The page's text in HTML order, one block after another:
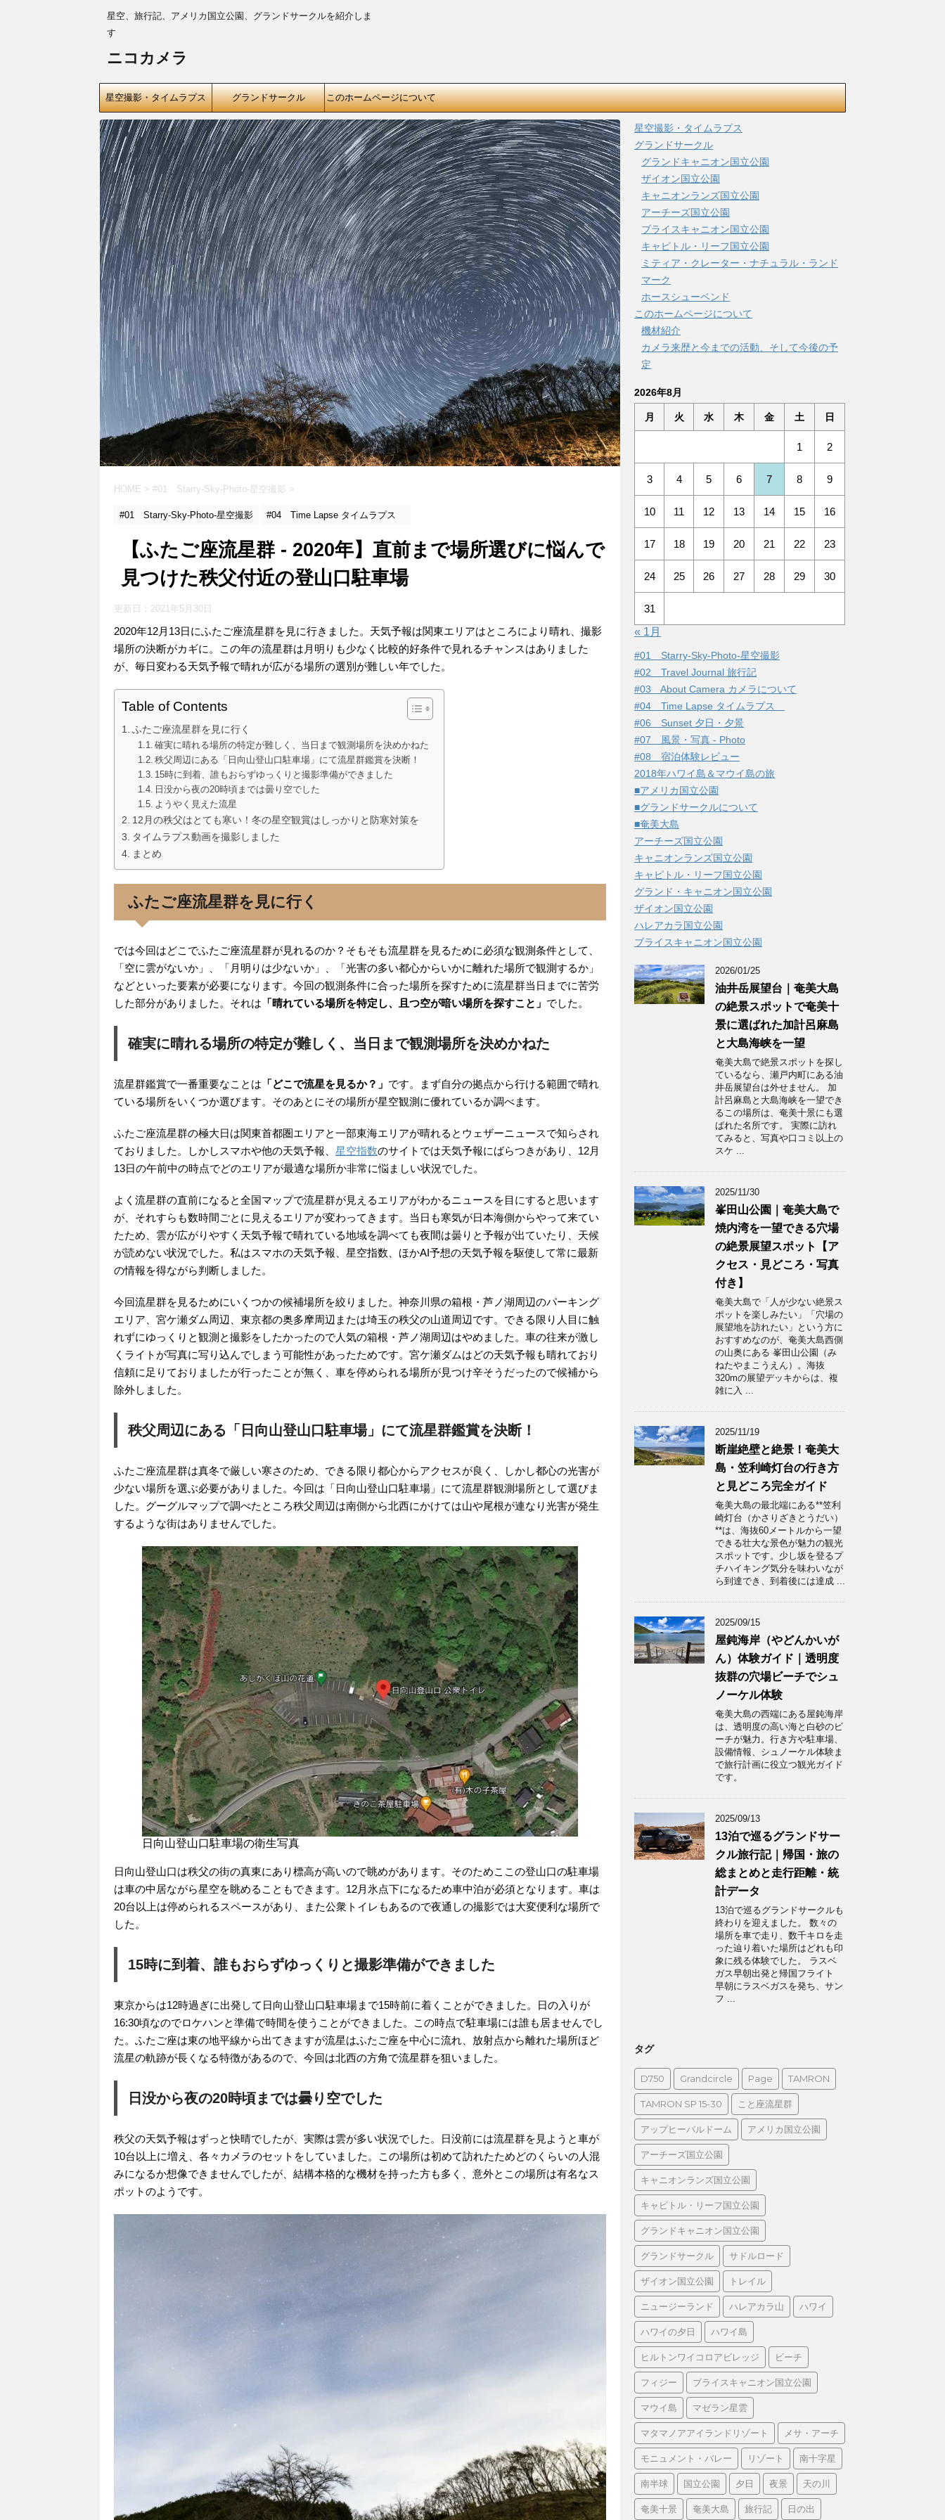
星空、旅行記、アメリカ国立公園、グランドサークルを紹介しま
す
ニコカメラ
星空撮影・タイムラプス グランドサークル このホームページについて
HOME > #01 Starry-Sky-Photo-星空撮影 >
#01 Starry-Sky-Photo-星空撮影 #04 Time Lapse タイムラプス
【ふたご座流星群 - 2020年】直前まで場所選びに悩んで
見つけた秩父付近の登山口駐車場
更新日： 2021年5月30日
2020年12月13日にふたご座流星群を見に行きました。天気予報は関東エリアはところにより晴れ、撮影
場所の決断がカギに。この年の流星群は月明りも少なく比較的好条件で見れるチャンスはありました
が、毎日変わる天気予報で晴れが広がる場所の選別が難しい年でした。
Table of Contents
ふたご座流星群を見に行く
確実に晴れる場所の特定が難しく、当日まで観測場所を決めかねた
秩父周辺にある「日向山登山口駐車場」にて流星群鑑賞を決断！
15時に到着、誰もおらずゆっくりと撮影準備ができました
日没から夜の20時頃までは曇り空でした
ようやく見えた流星
12月の秩父はとても寒い！冬の星空観賞はしっかりと防寒対策を
タイムラプス動画を撮影しました
まとめ
ふたご座流星群を見に行く
では今回はどこでふたご座流星群が見れるのか？そもそも流星群を見るために必須な観測条件として、
「空に雲がないか」、「月明りは少ないか」、「光害の多い都心からいかに離れた場所で観測するか」
などといった要素が必要になります。今回の観測条件に合った場所を探すために流星群当日までに苦労
した部分がありました。それは 「晴れている場所を特定し、且つ空が暗い場所を探すこと」 でした。
確実に晴れる場所の特定が難しく、当日まで観測場所を決めかねた
流星群鑑賞で一番重要なことは 「どこで流星を見るか？」 です。まず自分の拠点から行ける範囲で晴れ
ている場所をいくつか選びます。そのあとにその場所が星空観測に優れているか調べます。
ふたご座流星群の極大日は関東首都圏エリアと一部東海エリアが晴れるとウェザーニュースで知らされ
ておりました。しかしスマホや他の天気予報、 星空指数のサイトでは天気予報にばらつきがあり、12月
13日の午前中の時点でどのエリアが最適な場所か非常に悩ましい状況でした。
よく流星群の直前になると全国マップで流星群が見えるエリアがわかるニュースを目にすると思います
が、それすらも数時間ごとに見えるエリアが変わってきます。当日も寒気が日本海側からやって来てい
たため、雲が広がりやすく天気予報で晴れている地域を調べても夜間は曇りと予報が出ていたり、天候
が読めない状況でした。私はスマホの天気予報、星空指数、ほかAI予想の天気予報を駆使して常に最新
の情報を得ながら判断しました。
今回流星群を見るためにいくつかの候補場所を絞りました。神奈川県の箱根・芦ノ湖周辺のパーキング
エリア、宮ケ瀬ダム周辺、東京都の奥多摩周辺または埼玉の秩父の山道周辺です。できる限り人目に触
れずにゆっくりと観測と撮影をしたかったので人気の箱根・芦ノ湖周辺はやめました。車の往来が激し
くライトが写真に写り込んでしまう可能性があったためです。宮ケ瀬ダムはどの天気予報も晴れており
信頼に足りておりましたが行ったことが無く、車を停められる場所が見つけ辛そうだったので候補から
除外しました。
秩父周辺にある「日向山登山口駐車場」にて流星群鑑賞を決断！
ふたご座流星群は真冬で厳しい寒さのため、できる限り都心からアクセスが良く、しかし都心の光害が
少ない場所を選ぶ必要がありました。今回は「日向山登山口駐車場」にて流星群観測場所として選びま
した。グーグルマップで調べたところ秩父周辺は南側から北西にかけては山や尾根が連なり光害が発生
するような街はありませんでした。
日向山登山口駐車場の衛生写真
日向山登山口は秩父の街の真東にあり標高が高いので眺めがあります。そのためここの登山口の駐車場
は車の中居ながら星空を眺めることもできます。12月氷点下になるため車中泊が必須となります。車は
20台以上は停められるスペースがあり、また公衆トイレもあるので夜通しの撮影では大変便利な場所で
した。
15時に到着、誰もおらずゆっくりと撮影準備ができました
東京からは12時過ぎに出発して日向山登山口駐車場まで15時前に着くことができました。日の入りが
16:30頃なのでロケハンと準備で時間を使うことができました。この時点で駐車場には誰も居ませんでし
た。ふたご座は東の地平線から出てきますが流星はふたご座を中心に流れ、放射点から離れた場所ほど
流星の軌跡が長くなる特徴があるので、今回は北西の方角で流星群を狙いました。
日没から夜の20時頃までは曇り空でした
秩父の天気予報はずっと快晴でしたが、実際は雲が多い状況でした。日没前には流星群を見ようと車が
10台以上に増え、各々カメラのセットをしていました。この場所は初めて訪れたためどのくらいの人混
みになるか想像できませんでしたが、結構本格的な機材を持った方も多く、意外とこの場所は有名なス
ポットのようです。
星空撮影・タイムラプス
グランドサークル
グランドキャニオン国立公園
ザイオン国立公園
キャニオンランズ国立公園
アーチーズ国立公園
ブライスキャニオン国立公園
キャピトル・リーフ国立公園
ミティア・クレーター・ナチュラル・ランド
マーク
ホースシューベンド
このホームページについて
機材紹介
カメラ来歴と今までの活動、そして今後の予
定
2026年8月
月 火 水 木 金 土 日
1 2
3 4 5 6 7 8 9
10 11 12 13 14 15 16
17 18 19 20 21 22 23
24 25 26 27 28 29 30
31
« 1月
#01 Starry-Sky-Photo-星空撮影
#02 Travel Journal 旅行記
#03 About Camera カメラについて
#04 Time Lapse タイムラプス
#06 Sunset 夕日・夕景
#07 風景・写真 - Photo
#08 宿泊体験レビュー
2018年ハワイ島＆マウイ島の旅
■アメリカ国立公園
■グランドサークルについて
■奄美大島
アーチーズ国立公園
キャニオンランズ国立公園
キャピトル・リーフ国立公園
グランド・キャニオン国立公園
ザイオン国立公園
ハレアカラ国立公園
ブライスキャニオン国立公園
2026/01/25
油井岳展望台｜奄美大島
の絶景スポットで奄美十
景に選ばれた加計呂麻島
と大島海峡を一望
奄美大島で絶景スポットを探し
ているなら、瀬戸内町にある油
井岳展望台は外せません。 加
計呂麻島と大島海峡を一望でき
るこの場所は、奄美十景にも選
ばれた名所です。 実際に訪れ
てみると、写真や口コミ以上の
スケ ...
2025/11/30
峯田山公園｜奄美大島で
焼内湾を一望できる穴場
の絶景展望スポット【ア
クセス・見どころ・写真
付き】
奄美大島で「人が少ない絶景ス
ポットを楽しみたい」「穴場の
展望地を訪れたい」という方に
おすすめなのが、奄美大島西側
の山奥にある 峯田山公園（み
ねたやまこうえん）。海抜
320mの展望デッキからは、複
雑に入 ...
2025/11/19
断崖絶壁と絶景！奄美大
島・笠利崎灯台の行き方
と見どころ完全ガイド
奄美大島の最北端にある**笠利
崎灯台（かさりざきとうだい）
**は、海抜60メートルから一望
できる壮大な景色が魅力の観光
スポットです。少し坂を登るプ
チハイキング気分を味わいなが
ら到達でき、到着後には達成 ...
2025/09/15
屋鈍海岸（やどんかいが
ん）体験ガイド｜透明度
抜群の穴場ビーチでシュ
ノーケル体験
奄美大島の西端にある屋鈍海岸
は、透明度の高い海と白砂のビ
ーチが魅力。行き方や駐車場、
設備情報、シュノーケル体験ま
で旅行計画に役立つ観光ガイド
です。
2025/09/13
13泊で巡るグランドサー
クル旅行記｜帰国・旅の
総まとめと走行距離・統
計データ
13泊で巡るグランドサークルも
終わりを迎えました。 数々の
場所を車で走り、数千キロを走
った辿り着いた場所はどれも印
象に残る体験でした。 ラスベ
ガス早朝出発と帰国フライト
早朝にラスベガスを発ち、サン
フ ...
タグ
D750 Grandcircle Page TAMRON
TAMRON SP 15-30 こと座流星群
アップヒーバルドーム アメリカ国立公園
アーチーズ国立公園
キャニオンランズ国立公園
キャピトル・リーフ国立公園
グランドキャニオン国立公園
グランドサークル サドルロード
ザイオン国立公園 トレイル
ニュージーランド ハレアカラ山 ハワイ
ハワイの夕日 ハワイ島
ヒルトンワイコロアビレッジ ビーチ
フィジー ブライスキャニオン国立公園
マウイ島 マゼラン星雲
マタマノアアイランドリゾート メサ・アーチ
モニュメント・バレー リゾート 南十字星
南半球 国立公園 夕日 夜景 天の川
奄美十景 奄美大島 旅行記 日の出